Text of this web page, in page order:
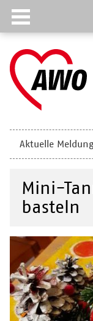
Navigation
überspringen
Aktuelle
Mini-
basteln